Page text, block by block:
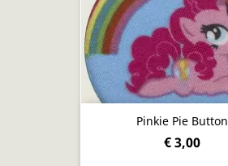
Pinkie Pie Button
€ 3,00